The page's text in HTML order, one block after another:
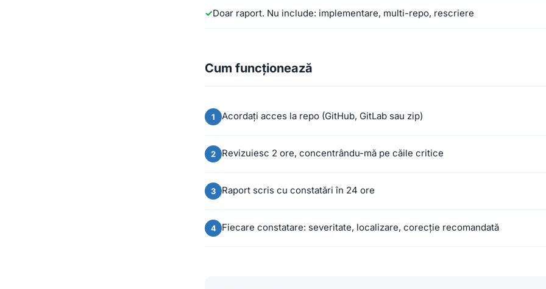
Doar raport. Nu include: implementare, multi-repo, rescriere
Cum funcționează
Acordați acces la repo (GitHub, GitLab sau zip)
Revizuiesc 2 ore, concentrându-mă pe căile critice
Raport scris cu constatări în 24 ore
Fiecare constatare: severitate, localizare, corecție recomandată